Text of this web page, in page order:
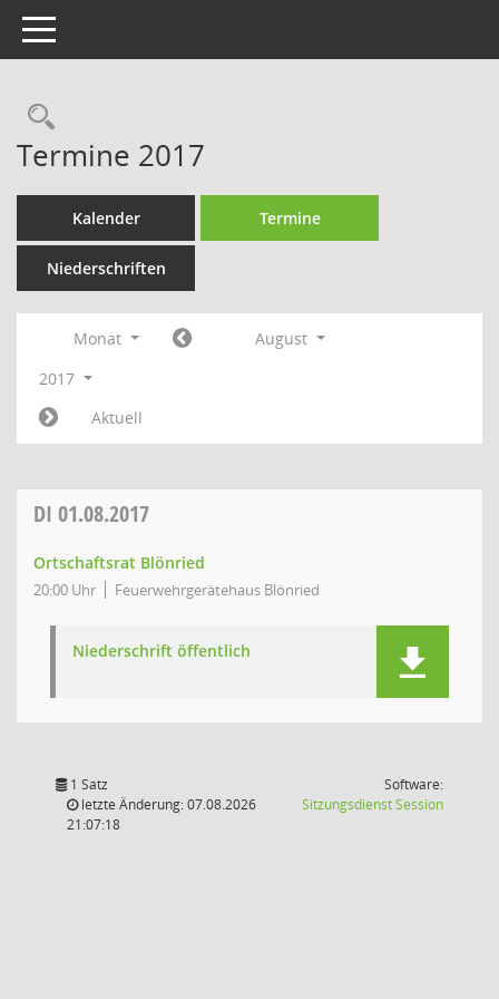
Toggle navigation
Termine 2017
Kalender Termine
Niederschriften
Monat
August
2017
Aktuell
DI 01.08.2017
Ortschaftsrat Blönried
20:00 Uhr Feuerwehrgerätehaus Blönried
Niederschrift öffentlich
1 Satz
letzte Änderung: 07.08.2026
21:07:18
Software:
SitzungsdienstSession(Wird in